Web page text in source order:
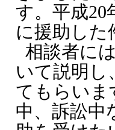
す。平成20
に援助した
相談者に
いて説明し
てもらいま
中、訴訟中